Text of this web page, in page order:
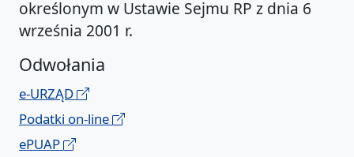
określonym w Ustawie Sejmu RP z dnia 6
września 2001 r.
Odwołania
e-URZĄD
Podatki on-line
ePUAP